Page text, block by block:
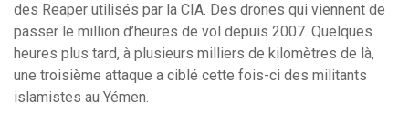
des Reaper utilisés par la CIA. Des drones qui viennent de
passer le million d’heures de vol depuis 2007. Quelques
heures plus tard, à plusieurs milliers de kilomètres de là,
une troisième attaque a ciblé cette fois-ci des militants
islamistes au Yémen.